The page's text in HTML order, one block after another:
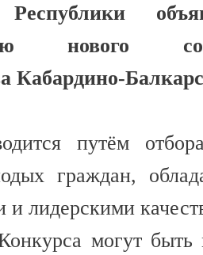
Республики
нового
Кабардино-
путём
граждан,
и лидерскими
могут